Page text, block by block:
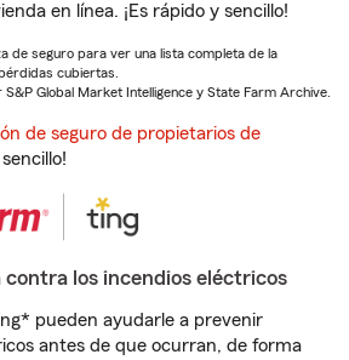
en línea. ¡Es rápido y sencillo!
de seguro para ver una lista completa de la
cubiertas.
Global Market Intelligence y State Farm Archive.
de seguro de propietarios de
contra los incendios eléctricos
pueden ayudarle a prevenir
antes de que ocurran, de forma